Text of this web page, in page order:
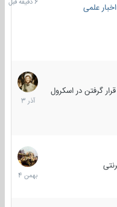
علمی
گرفتن در اسکرول
7
آذر
1403
30
بهمن
1404